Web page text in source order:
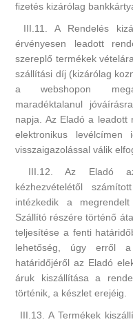
fizetés kizárólag
III.11. A Rendelés
érvényesen leadott
szereplő termékek
szállítási díj (kizárólag
a webshopon
maradéktalanul
napja. Az Eladó a leadott
elektronikus
visszaigazolással válik
III.12. Az Eladó az
kézhezvételétől
intézkedik a
Szállító részére történő
teljesítése a fenti
lehetőség, úgy erről
határidőjéről az Eladó
áruk kiszállítása a
történik, a készlet erejéig.
III.13. A Termékek